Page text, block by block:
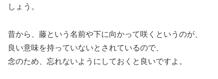
しょう。
昔から、藤という名前や下に向かって咲くというのが、
良い意味を持っていないとされているので、
念のため、忘れないようにしておくと良いですよ。